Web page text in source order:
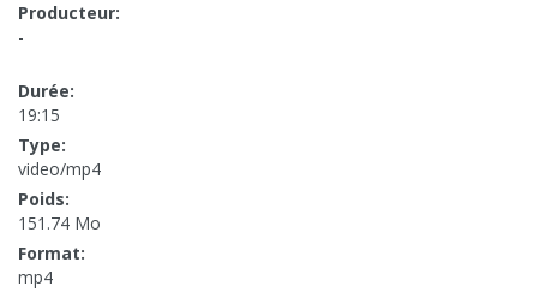
Producteur:
-
Durée:
19:15
Type:
video/mp4
Poids:
151.74 Mo
Format:
mp4